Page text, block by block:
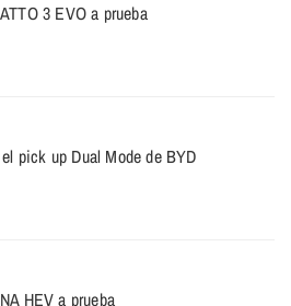
3 EVO a prueba
pick up Dual Mode de BYD
HEV a prueba